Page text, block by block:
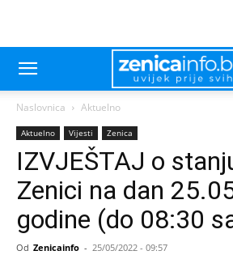
Naslovnica Aktuelno
Aktuelno Vijesti Zenica
IZVJEŠTAJ o
Zenici na dan
godine (do 08:30
Od Zenicainfo - 25/05/2022 - 09:57